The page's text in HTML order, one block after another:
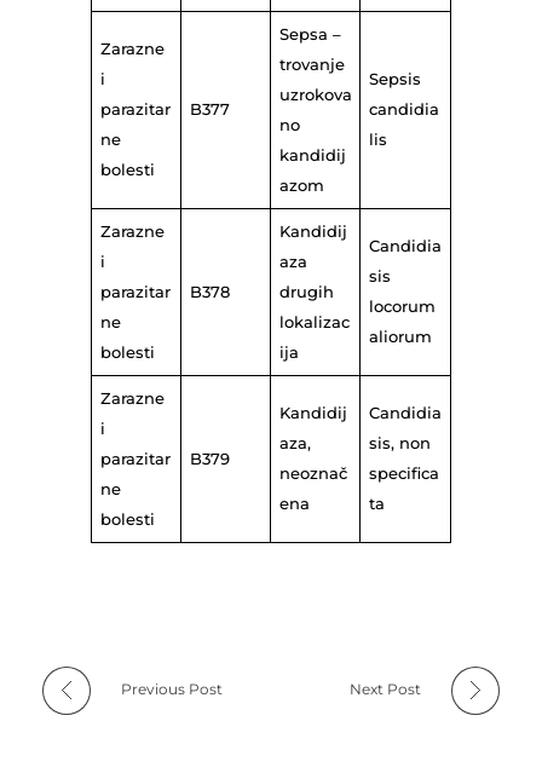
Zarazne
i
parazitar
ne
bolesti
B377
Sepsa –
trovanje
uzrokova
no
kandidij
azom
Sepsis
candidia
lis
Zarazne
i
parazitar
ne
bolesti
B378
Kandidij
aza
drugih
lokalizac
ija
Candidia
sis
locorum
aliorum
Zarazne
i
parazitar
ne
bolesti
B379
Kandidij
aza,
neoznač
ena
Candidia
sis, non
specifica
ta
Previous Post Next Post